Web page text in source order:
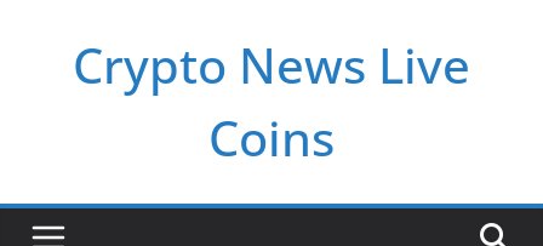
Crypto News Live
Coins